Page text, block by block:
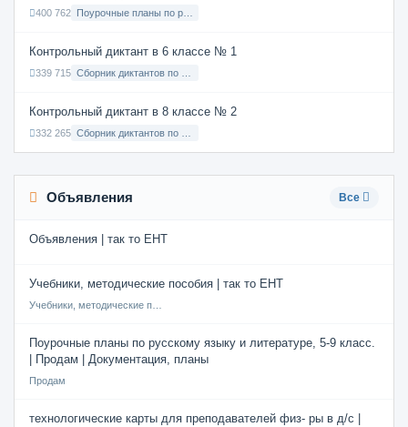
400 762
Контрольный диктант в 6 классе № 1
339 715
Контрольный диктант в 8 классе № 2
332 265
Объявления Все
Объявления | так то ЕНТ
Учебники, методические пособия | так то ЕНТ
Поурочные планы по русскому языку и литературе, 5-9 класс.
| Продам | Документация, планы
Продам
технологические карты для преподавателей физ- ры в д/с |